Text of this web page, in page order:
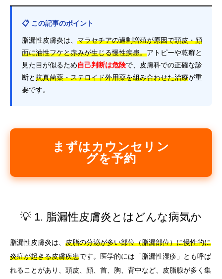
📋 この記事のポイント
脂漏性皮膚炎は、 マラセチアの過剰増殖が原因で頭皮・顔
面に油性フケと赤みが生じる慢性疾患。アトピーや乾癬と
見た目が似るため自己判断は危険で、皮膚科での正確な診
断と抗真菌薬・ステロイド外用薬を組み合わせた治療が重
要です。
まずはカウンセリン
グを予約
💡 1. 脂漏性皮膚炎とはどんな病気か
脂漏性皮膚炎は、 皮脂の分泌が多い部位（脂漏部位）に慢性的に
炎症が起きる皮膚疾患です。医学的には「脂漏性湿疹」とも呼ば
れることがあり、頭皮、顔、首、胸、背中など、皮脂腺が多く集